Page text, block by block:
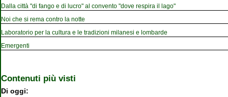
Dalla città "di fango e di lucro" al convento "dove respira il lago"
Noi che si rema contro la notte
Laboratorio per la cultura e le tradizioni milanesi e lombarde
Emergenti
Contenuti più visti
Di oggi: